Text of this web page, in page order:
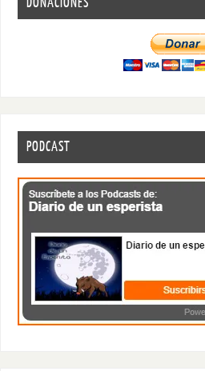
PODCAST